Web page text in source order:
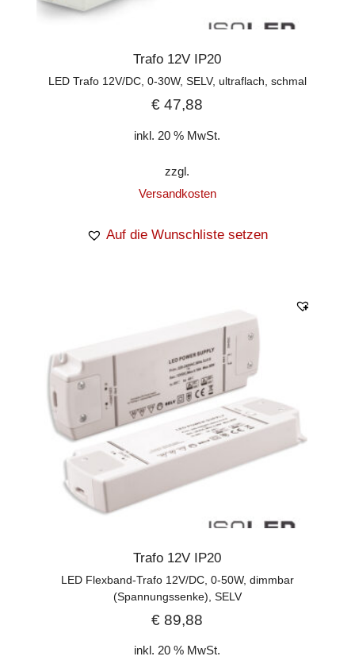
Trafo 12V IP20
LED Trafo 12V/DC, 0-30W, SELV, ultraflach, schmal
€ 47,88
inkl. 20 % MwSt.
zzgl.
Versandkosten
Auf die Wunschliste setzen
Trafo 12V IP20
LED Flexband-Trafo 12V/DC, 0-50W, dimmbar
(Spannungssenke), SELV
€ 89,88
inkl. 20 % MwSt.